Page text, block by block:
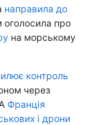
направила до
оголосила про
на морському
контроль
через
Франція
і дрони